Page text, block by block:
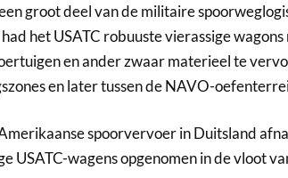
groot deel van de militaire
het USATC robuuste vierassige wagons
en ander zwaar materieel te
en later tussen de NAVO-
spoorvervoer in Duitsland
USATC-wagens opgenomen in de vloot